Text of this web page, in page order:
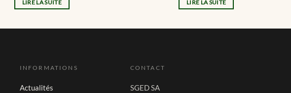
LIRE LA SUITE LIRE LA SUITE
INFORMATIONS
Actualités
CONTACT
SGED SA